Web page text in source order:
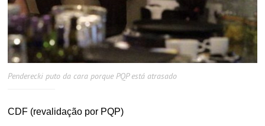
Penderecki puto da cara porque PQP está atrasado
CDF (revalidação por PQP)